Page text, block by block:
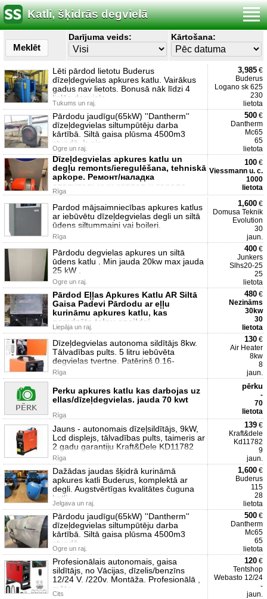
Katli, šķidrās degvielā
Meklēt
Darījuma veids: Kārtošana:
Lēti pārdod lietotu Buderus
dīzeļdegvielas apkures katlu. Vairākus
gadus nav lietots. Bonusā nāk līdzi 4
lielās degviela
Tukums un raj.
3,985 €
Buderus
Logano sk 625
230
lietota
Pārdodu jaudīgu(65kW) ''Dantherm''
dīzeļdegvielas siltumpūtēju darba
kārtībā. Siltā gaisa plūsma 4500m3
stundā. Ir pie
Ogre un raj.
500 €
Dantherm
Mc65
65
lietota
Dīzeļdegvielas apkures katlu un
degļu remonts/ieregulēšana, tehniskā
apkope. Ремонт/наладка
отопительных котлов и горело
Rīga
100 €
Viessmann u. c.
1000
lietota
Pardod mājsaimniecības apkures katlus
ar iebūvētu dīzeļdegvielas degli un siltā
ūdens siltummaini vai boileri.
Rīga
1,600 €
Domusa Teknik
Evolution
30
jaun.
Pārdodu degvielas apkures un siltā
ūdens katlu . Min jauda 20kw max jauda
25 kW .
Ogre un raj.
400 €
Junkers
Slhs20-25
25
lietota
Pārdod Eļļas Apkures Katlu AR Siltā
Gaisa Padevi Pārdodu ar eļļu
kurināmu apkures katlu, kas
paredzēts telpu apsildei
Liepāja un raj.
480 €
Nezināms
30kw
30
lietota
Dīzeļdegvielas autonoma sildītājs 8kw.
Tālvadības pults. 5 litru iebūvēta
degvielas tvertne. Patēriņš 0.16-
Rīga
130 €
Air Heater
8kw
8
jaun.
Perku apkures katlu kas darbojas uz
ellas/dīzeļdegvielas. jauda 70 kwt
Rīga
pērku
-
70
lietota
Jauns - autonomais dīzeļsildītājs, 9kW,
Lcd displejs, tālvadības pults, taimeris ar
2 gadu garantiju Kraft&Dele KD11782
Rīga
139 €
Kraft&dele
Kd11782
9
jaun.
Dažādas jaudas šķidrā kurināmā
apkures katli Buderus, komplektā ar
degli. Augstvērtīgas kvalitātes čuguna
katli.
Jelgava un raj.
1,600 €
Buderus
115
28
lietota
Pārdodu jaudīgu(65kW) ''Dantherm''
dīzeļdegvielas siltumpūtēju darba
kārtībā. Siltā gaisa plūsma 4500m3
stundā.
Ogre un raj.
500 €
Dantherm
Mc65
65
lietota
Profesionālais autonomais, gaisa
sildītājs, no Vācijas, dīzelis/benzīns
12/24 V. /220v. Montāža. Profesionālā ,
māte
Cits
120 €
Tentshop
Webasto 12/24
-
jaun.